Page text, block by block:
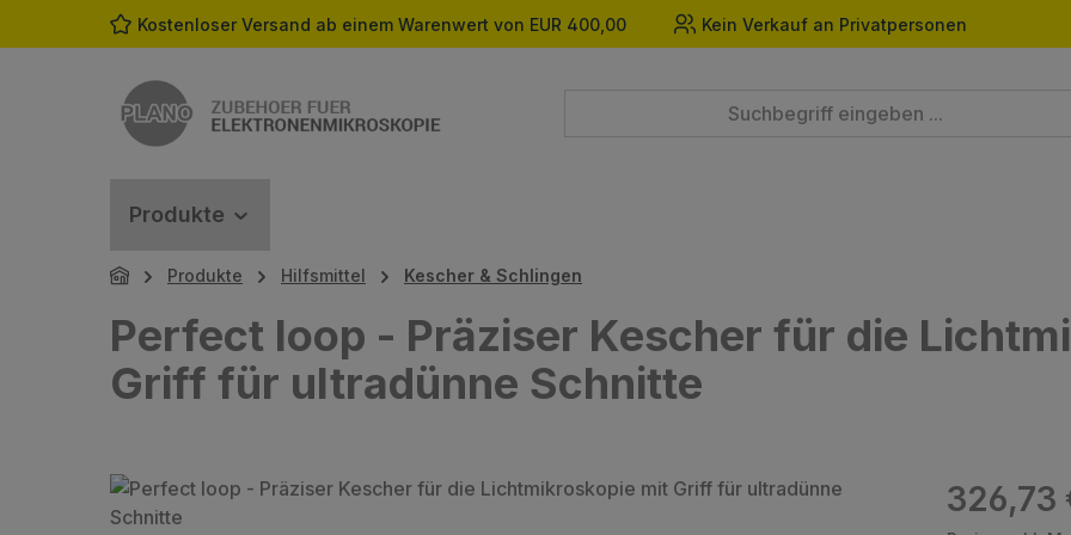
Hauptinhalt springen
Zur Suche springen
Zur Hauptnavigation springen
Kostenloser Versand ab einem Warenwert von EUR 400,00 Kein Verkauf an Privatpersonen
Produkte
Produkte Hilfsmittel Kescher & Schlingen
Perfect loop - Präziser Kescher für die
Griff für ultradünne Schnitte
Bildergalerie überspringen Regulärer
326,73